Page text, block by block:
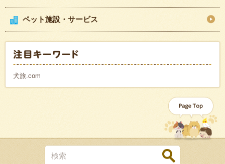
ペット施設・サービス
犬旅.com